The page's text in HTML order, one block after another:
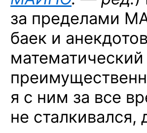
за пределами
баек и
я с ним за все
не сталкивался,